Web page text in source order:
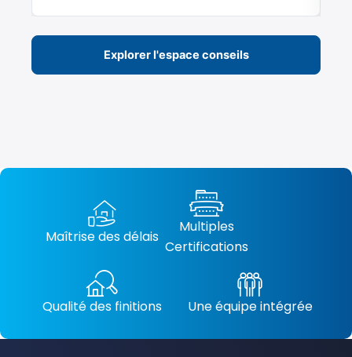
Explorer l'espace conseils
Maîtrise des délais
Multiples
Certifications
Qualité des finitions Une équipe intégrée